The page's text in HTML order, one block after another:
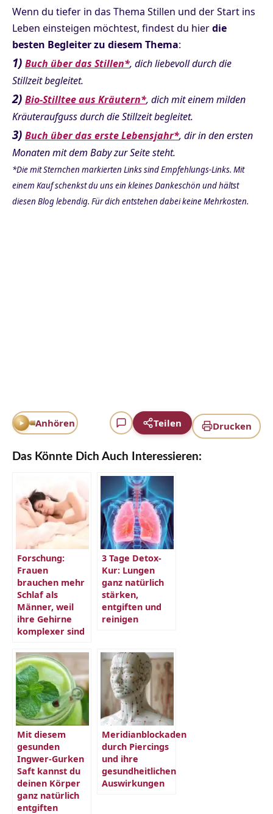
Wenn du tiefer in das Thema Stillen und der Start ins
Leben einsteigen möchtest, findest du hierdie
besten Begleiter zu diesem Thema:
1) Buch über das Stillen*, dich liebevoll durch die
Stillzeit begleitet.
2) Bio-Stilltee aus Kräutern*, dich mit einem milden
Kräuteraufguss durch die Stillzeit begleitet.
3) Buch über das erste Lebensjahr*, dir in den ersten
Monaten mit dem Baby zur Seite steht.
*Die mit Sternchen markierten Links sind Empfehlungs-Links. Mit
einem Kauf schenkst du uns ein kleines Dankeschön und hältst
diesen Blog lebendig. Für dich entstehen dabei keine Mehrkosten.
Drucken
Anhören Teilen
Das Könnte Dich Auch Interessieren:
Forschung:
Frauen
brauchen mehr
Schlaf als
Männer, weil
ihre Gehirne
komplexer sind
3 Tage Detox-
Kur: Lungen
ganz natürlich
stärken,
entgiften und
reinigen
Mit diesem
gesunden
Ingwer-Gurken
Saft kannst du
deinen Körper
ganz natürlich
entgiften
Meridianblockaden
durch Piercings
und ihre
gesundheitlichen
Auswirkungen